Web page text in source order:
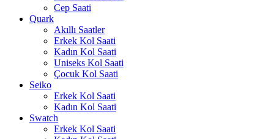
Cep Saati
Quark
Akıllı Saatler
Erkek Kol Saati
Kadın Kol Saati
Uniseks Kol Saati
Çocuk Kol Saati
Seiko
Erkek Kol Saati
Kadın Kol Saati
Swatch
Erkek Kol Saati